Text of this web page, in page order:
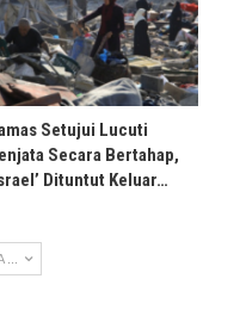
Setujui Lucuti
Secara Bertahap,
Dituntut Keluar…
...